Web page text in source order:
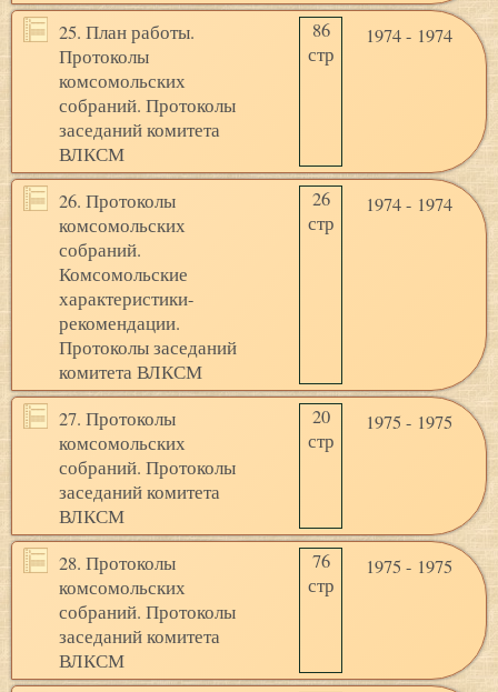
25. План работы.
Протоколы
комсомольских
собраний. Протоколы
заседаний комитета
ВЛКСМ
86
стр
1974 - 1974
26. Протоколы
комсомольских
собраний.
Комсомольские
характеристики-
рекомендации.
Протоколы заседаний
комитета ВЛКСМ
26
стр
1974 - 1974
27. Протоколы
комсомольских
собраний. Протоколы
заседаний комитета
ВЛКСМ
20
стр
1975 - 1975
28. Протоколы
комсомольских
собраний. Протоколы
заседаний комитета
ВЛКСМ
76
стр
1975 - 1975